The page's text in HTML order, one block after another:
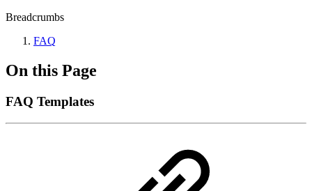
Breadcrumbs
FAQ
On this Page
FAQ Templates